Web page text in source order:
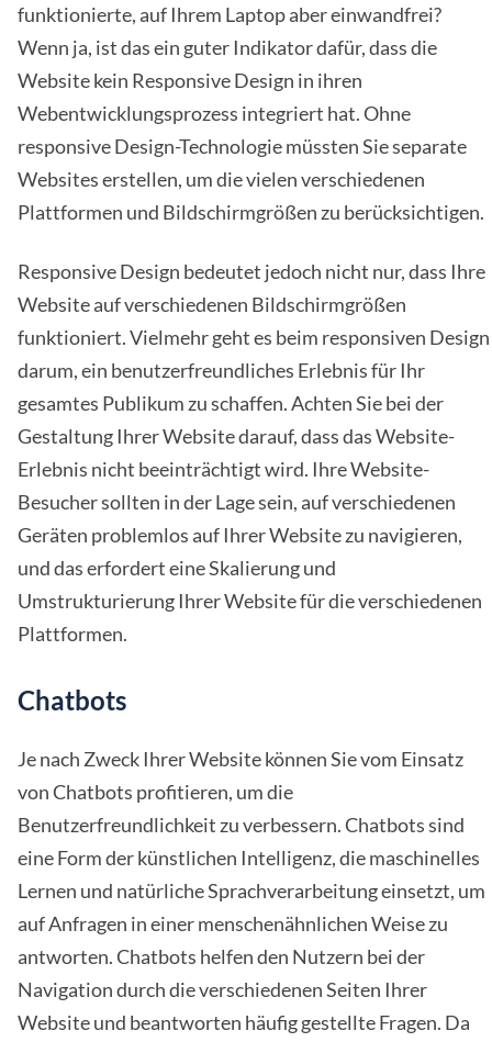
funktionierte, auf Ihrem Laptop aber einwandfrei?
Wenn ja, ist das ein guter Indikator dafür, dass die
Website kein Responsive Design in ihren
Webentwicklungsprozess integriert hat. Ohne
responsive Design-Technologie müssten Sie separate
Websites erstellen, um die vielen verschiedenen
Plattformen und Bildschirmgrößen zu berücksichtigen.
Responsive Design bedeutet jedoch nicht nur, dass Ihre
Website auf verschiedenen Bildschirmgrößen
funktioniert. Vielmehr geht es beim responsiven Design
darum, ein benutzerfreundliches Erlebnis für Ihr
gesamtes Publikum zu schaffen. Achten Sie bei der
Gestaltung Ihrer Website darauf, dass das Website-
Erlebnis nicht beeinträchtigt wird. Ihre Website-
Besucher sollten in der Lage sein, auf verschiedenen
Geräten problemlos auf Ihrer Website zu navigieren,
und das erfordert eine Skalierung und
Umstrukturierung Ihrer Website für die verschiedenen
Plattformen.
Chatbots
Je nach Zweck Ihrer Website können Sie vom Einsatz
von Chatbots profitieren, um die
Benutzerfreundlichkeit zu verbessern. Chatbots sind
eine Form der künstlichen Intelligenz, die maschinelles
Lernen und natürliche Sprachverarbeitung einsetzt, um
auf Anfragen in einer menschenähnlichen Weise zu
antworten. Chatbots helfen den Nutzern bei der
Navigation durch die verschiedenen Seiten Ihrer
Website und beantworten häufig gestellte Fragen. Da